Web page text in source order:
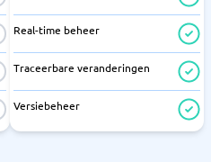
Real-time beheer
Traceerbare veranderingen
Versiebeheer